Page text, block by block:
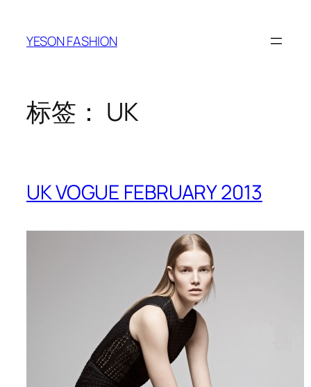
YESON FASHION
标签： UK
UK VOGUE FEBRUARY 2013